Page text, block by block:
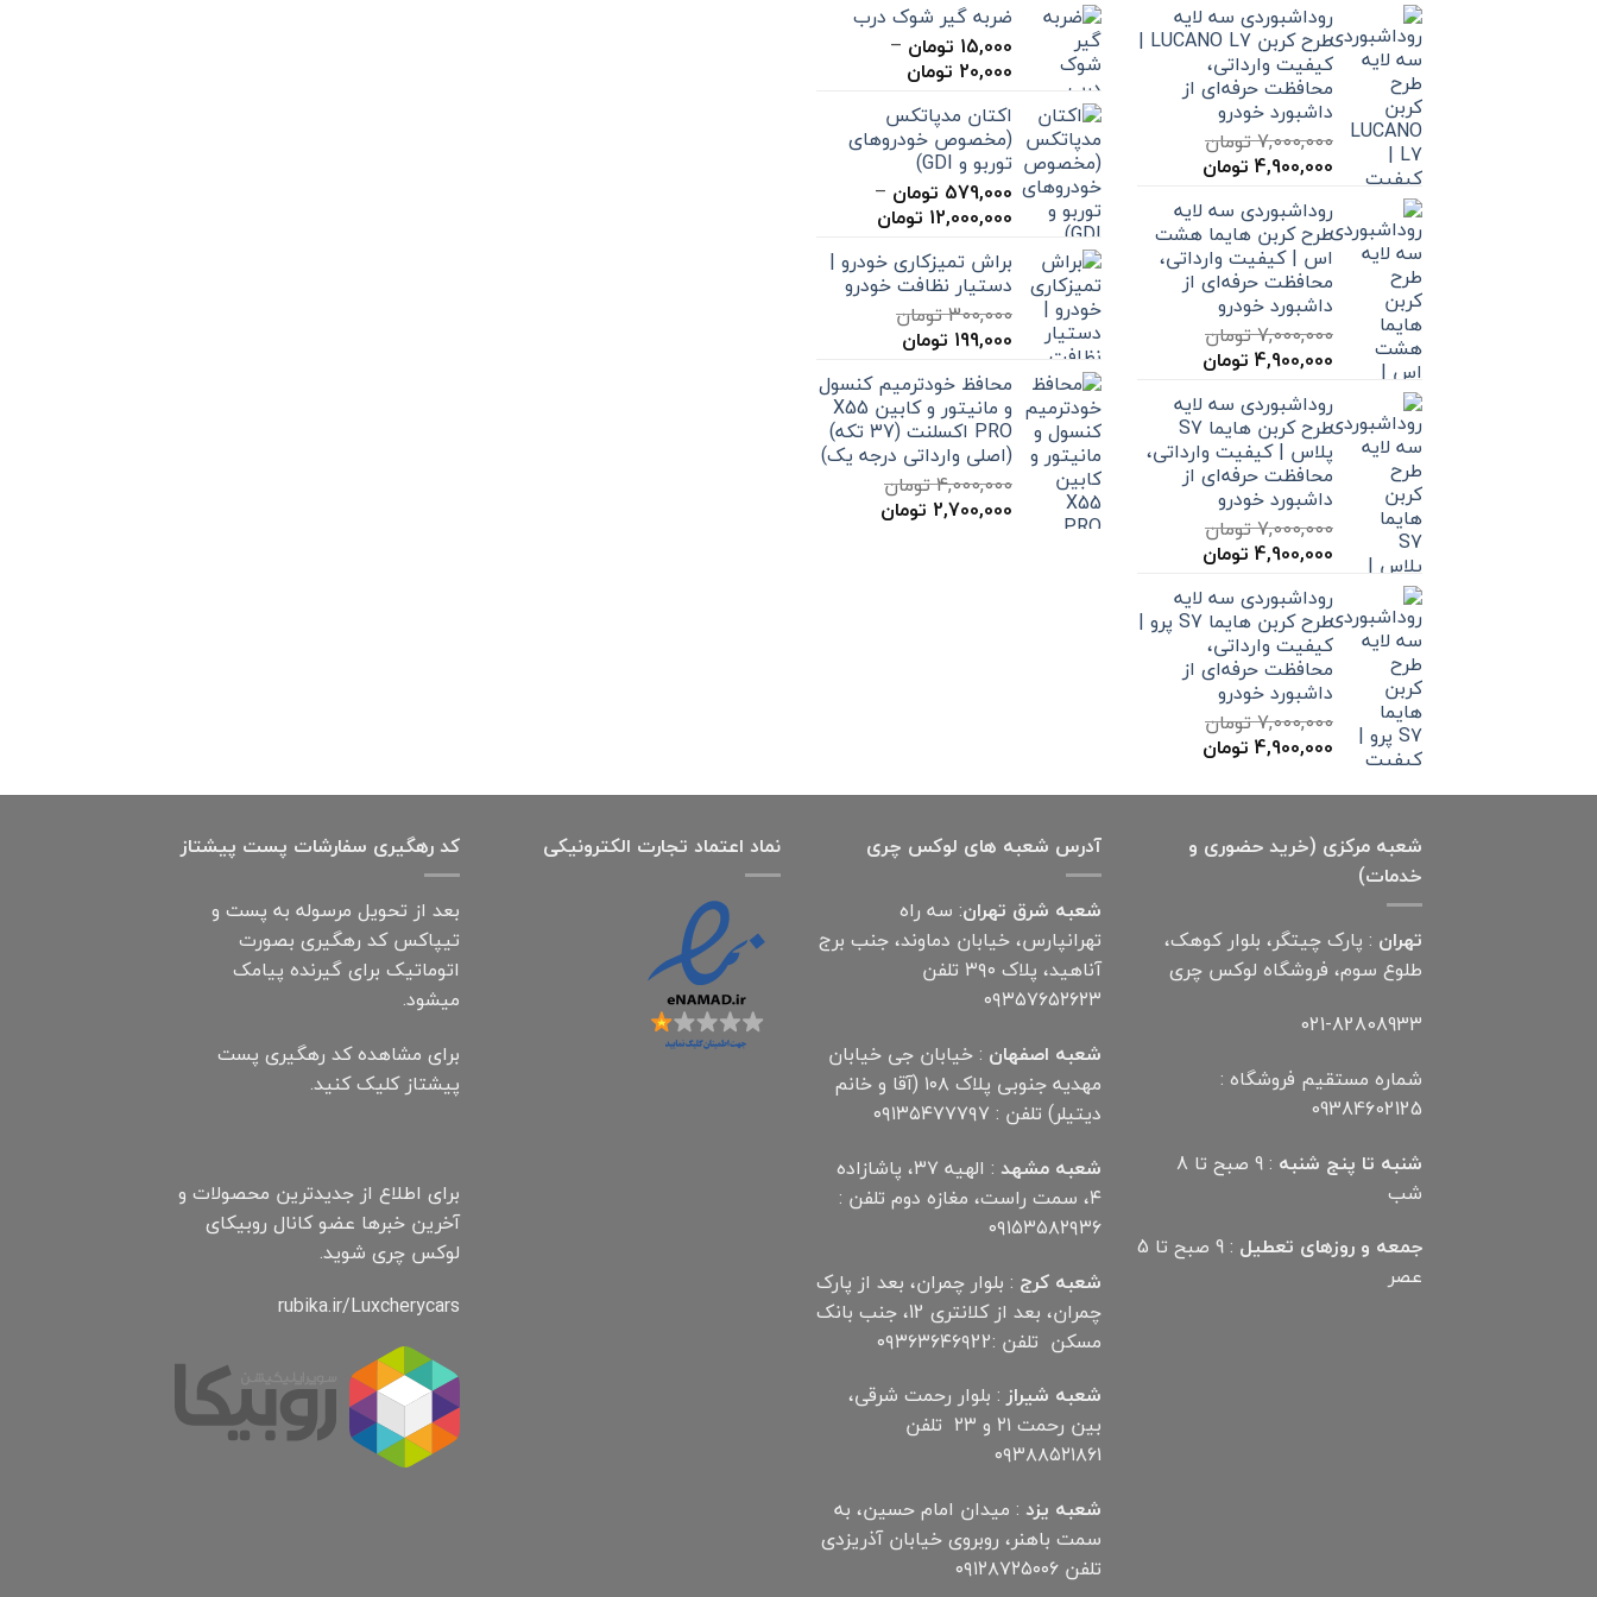
روداشبوردی سه‌ لایه
طرح کربن LUCANO L7 |
کیفیت وارداتی،
محافظت حرفه‌ای از
داشبورد خودرو
7,000,000تومان
قیمت
7,000,000 تومان
بود.
4,900,000 تومان
4,900,000 تومان
است.
روداشبوردی سه‌ لایه
طرح کربن هایما هشت
اس | کیفیت وارداتی،
محافظت حرفه‌ای از
داشبورد خودرو
7,000,000تومان
قیمت
7,000,000 تومان
بود.
4,900,000 تومان
4,900,000 تومان
است.
روداشبوردی سه‌ لایه
طرح کربن هایما S7
پلاس | کیفیت وارداتی،
محافظت حرفه‌ای از
داشبورد خودرو
7,000,000تومان
قیمت
7,000,000 تومان
بود.
4,900,000 تومان
است.
روداشبوردی سه‌ لایه
طرح کربن هایما S7 پرو |
کیفیت وارداتی،
محافظت حرفه‌ای از
داشبورد خودرو
7,000,000تومان
قیمت
7,000,000 تومان
4,900,000 تومان
4,900,000 تومان
ضربه گیر شوک درب
15,000 تومان –
20,000 تومان
تا
اکتان مدپاتکس
(مخصوص خودروهای
توربو و GDI)
579,000 تومان –
12,000,000 تومان
تا
براش تمیزکاری خودرو |
دستیار نظافت خودرو
300,000تومان
قیمت
300,000 تومان
بود.
199,000 تومانقیمت
199,000 تومان
است.
محافظ خودترمیم کنسول
و مانیتور و کابین X55
PRO اکسلنت (37 تکه)
(اصلی وارداتی درجه یک)
4,000,000تومان
قیمت
2,700,000 تومان
شعبه مرکزی (خرید حضوری و
خدمات)
تهران : پارک چیتگر، بلوار کوهک،
طلوع سوم، فروشگاه لوکس چری
021-82808933
شماره مستقیم فروشگاه :
09384602125
شنبه تا پنج شنبه
: 9 صبح تا 8
شب
جمعه و روزهای تعطیل
: 9 صبح تا 5
عصر
آدرس شعبه های لوکس چری
شعبه شرق تهران: سه راه
تهرانپارس، خیابان دماوند، جنب برج
آناهید، پلاک ۳۹۰ تلفن
۰۹۳۵۷۶۵۲۶۲۳
شعبه اصفهان : خیابان جی خیابان
مهدیه جنوبی پلاک ۱۰۸ (آقا و خانم
دیتیلر) تلفن : ۰۹۱۳۵۴۷۷۷۹۷
شعبه مشهد
: الهیه ۳۷، پاشازاده
۴، سمت راست، مغازه دوم تلفن :
۰۹۱۵۳۵۸۲۹۳۶
شعبه کرج : بلوار چمران، بعد از پارک
چمران، بعد از کلانتری 12، جنب بانک
مسکن تلفن :۰۹۳۶۳۶۴۶۹22
شعبه شیراز: بلوار رحمت شرقی،
بین رحمت ۲۱ و ۲۳ تلفن
۰۹۳۸۸۵۲۱۸۶۱
شعبه یزد : میدان امام حسین، به
سمت باهنر، روبروی خیابان آذریزدی
تلفن ۰۹۱۲۸۷۲۵۰۰۶
نماد اعتماد تجارت الكترونیكی
کد رهگیری سفارشات پست پیشتاز
بعد از تحویل مرسوله به پست و
تیپاکس کد رهگیری بصورت
اتوماتیک برای گیرنده پیامک
میشود.
برای مشاهده کد رهگیری پست
پیشتاز کلیک کنید.
برای اطلاع از جدیدترین محصولات و
آخرین خبرها عضو کانال روبیکای
لوکس چری شوید.
rubika.ir/Luxcherycars